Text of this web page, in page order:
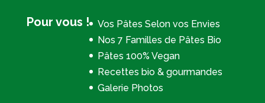
Pour vous !
Vos Pâtes Selon vos Envies
Nos 7 Familles de Pâtes Bio
Pâtes 100% Vegan
Recettes bio & gourmandes
Galerie Photos